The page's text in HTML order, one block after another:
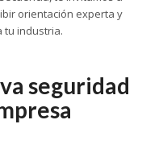
orientación experta y
tu industria.
seguridad